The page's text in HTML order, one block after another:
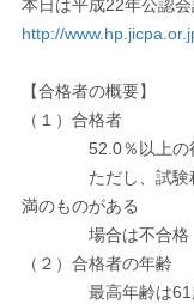
本日は平成22年公認
http://
【合格者の概要】
（１）合格者
52.0％以上の得
ただし、試験科目
満のものがある
場合は不合格
（２）合格者の年齢
最高年齢は61歳